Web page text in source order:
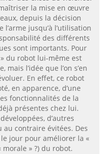
la mise en œuvre
depuis la décision
jusqu’à l’utilisation
des différents
sont importants. Pour
du robot lui-même est
l’idée que l’on s’en
En effet, ce robot
en apparence, d’une
fonctionnalités de la
présentes chez lui.
d’autres
contraire évitées. Des
jour pour améliorer la «
morale » ?) du robot.